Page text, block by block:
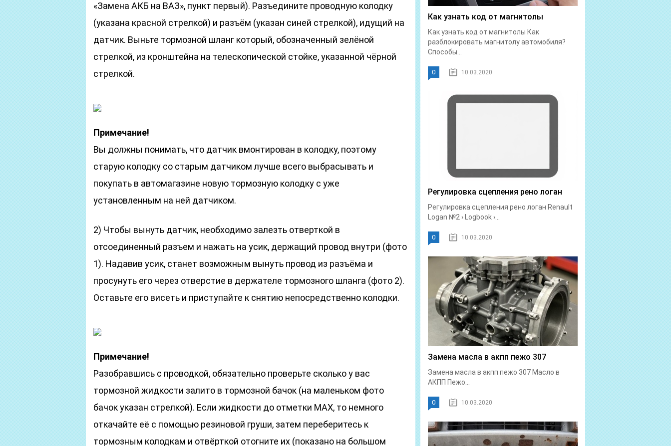
«Замена АКБ на ВАЗ», пункт первый). Разъедините проводную колодку
(указана красной стрелкой) и разъём (указан синей стрелкой), идущий на
датчик. Выньте тормозной шланг который, обозначенный зелёной
стрелкой, из кронштейна на телескопической стойке, указанной чёрной
стрелкой.
Примечание!
Вы должны понимать, что датчик вмонтирован в колодку, поэтому
старую колодку со старым датчиком лучше всего выбрасывать и
покупать в автомагазине новую тормозную колодку с уже
установленным на ней датчиком.
2) Чтобы вынуть датчик, необходимо залезть отверткой в
отсоединенный разъем и нажать на усик, держащий провод внутри (фото
1). Надавив усик, станет возможным вынуть провод из разъёма и
просунуть его через отверстие в держателе тормозного шланга (фото 2).
Оставьте его висеть и приступайте к снятию непосредственно колодки.
Примечание!
Разобравшись с проводкой, обязательно проверьте сколько у вас
тормозной жидкости залито в тормозной бачок (на маленьком фото
бачок указан стрелкой). Если жидкости до отметки MAX, то немного
откачайте её с помощью резиновой груши, затем переберитесь к
тормозным колодкам и отвёрткой отогните их (показано на большом
Как узнать код от магнитолы
Как узнать код от магнитолы Как
разблокировать магнитолу автомобиля?
Способы...
0 10.03.2020
Регулировка сцепления рено логан
Регулировка сцепления рено логан Renault
Logan №2 › Logbook ›...
0 10.03.2020
Замена масла в акпп пежо 307
Замена масла в акпп пежо 307 Масло в
АКПП Пежо...
0 10.03.2020